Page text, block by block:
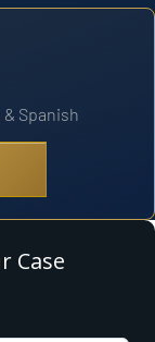
Spanish